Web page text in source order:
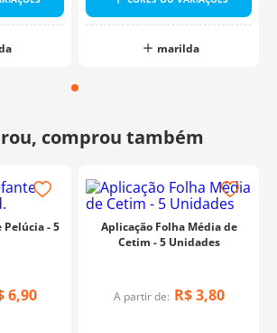
marilda
Pelúcia - 5
6,90
Aplicação Folha Média de
Cetim - 5 Unidades
A partir de: R$ 3,80